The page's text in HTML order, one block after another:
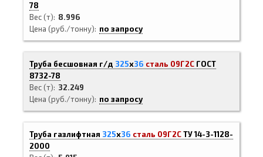
78
Вес (т)
8.996
Цена (руб./тонну)
по запросу
Труба бесшовная г/д 325х36 сталь 09Г2С ГОСТ
8732-78
Вес (т)
32.249
Цена (руб./тонну)
по запросу
Труба газлифтная 325х36 сталь 09Г2СТУ 14-3-1128-
2000